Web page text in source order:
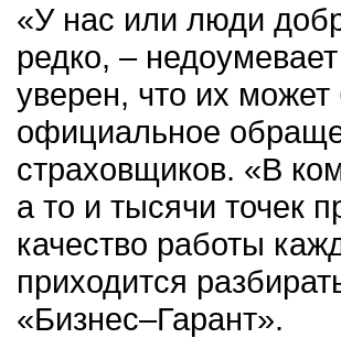
«У нас или люди
редко, –
уверен, что их
официальное
страховщиков. «В
а то и тысячи точек
качество работы
приходится
«Бизнес–Гарант».